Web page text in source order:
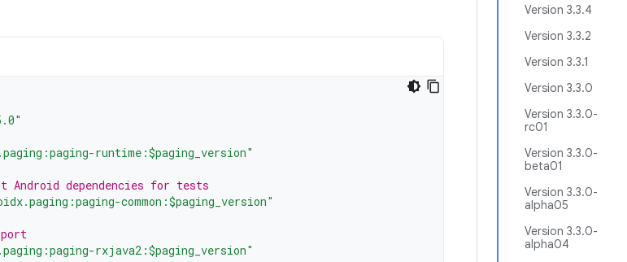
Version 3.3.4
Version 3.3.2
Version 3.3.1
Version 3.3.0
Version 3.3.0-
rc01
Version 3.3.0-
beta01
Version 3.3.0-
alpha05
Version 3.3.0-
alpha04
runtime:$paging_version"
dependencies for tests
common:$paging_version"
rxjava2:$paging_version"